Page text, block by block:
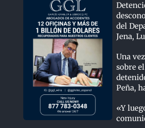
del
Jena,
Una
sobre
Peña,
«Y